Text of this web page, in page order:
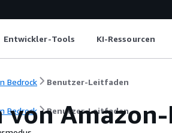
Entwickler-Tools KI-Ressourcen
Bedrock Benutzer-Leitfaden
Bedrock Benutzer-Leitfaden